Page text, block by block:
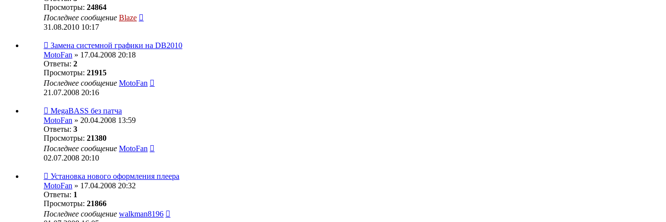
Просмотры: 24864
Последнее сообщение Blaze
31.08.2010 10:17
Замена системной графики на DB2010
MotoFan » 17.04.2008 20:18
Ответы: 2
Просмотры: 21915
Последнее сообщение MotoFan
21.07.2008 20:16
MegaBASS без патча
MotoFan » 20.04.2008 13:59
Ответы: 3
Просмотры: 21380
Последнее сообщение MotoFan
02.07.2008 20:10
Установка нового оформления плеера
MotoFan » 17.04.2008 20:32
Ответы: 1
Просмотры: 21866
Последнее сообщение walkman8196